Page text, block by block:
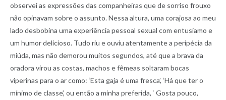
observei as expressões das companheiras que de sorriso frouxo
não opinavam sobre o assunto. Nessa altura, uma corajosa ao meu
lado desbobina uma experiência pessoal sexual com entusiamo e
um humor delicioso. Tudo riu e ouviu atentamente a peripécia da
miúda, mas não demorou muitos segundos, até que a brava da
oradora virou as costas, machos e fêmeas soltaram bocas
viperinas para o ar como: ‘Esta gaja é uma fresca’, ‘Há que ter o
mínimo de classe’, ou então a minha preferida, ‘ Gosta pouco,